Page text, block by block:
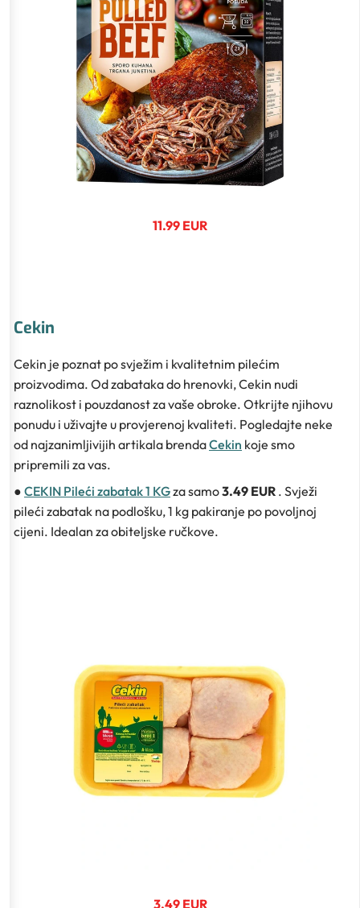
11.99 EUR
Cekin
Cekin je poznat po svježim i kvalitetnim pilećim
proizvodima. Od zabataka do hrenovki, Cekin nudi
raznolikost i pouzdanost za vaše obroke. Otkrijte njihovu
ponudu i uživajte u provjerenoj kvaliteti. Pogledajte neke
od najzanimljivijih artikala brendaCekin koje smo
pripremili za vas.
● CEKIN Pileći zabatak 1 KGza samo3.49 EUR . Svježi
pileći zabatak na podlošku, 1 kg pakiranje po povoljnoj
cijeni. Idealan za obiteljske ručkove.
3.49 EUR